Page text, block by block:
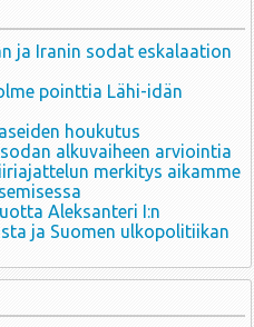
ja Iranin sodat eskalaation
pointtia Lähi-idän
houkutus
alkuvaiheen arviointia
merkitys aikamme
Aleksanteri I:n
ja Suomen ulkopolitiikan